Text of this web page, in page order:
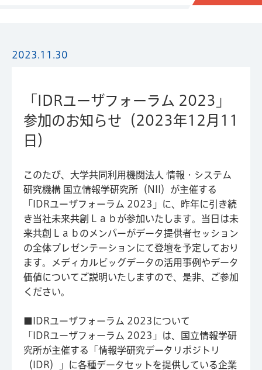
2023.11.30
「IDRユーザフォーラム 2023」
参加のお知らせ（2023年12月11
日）
このたび、大学共同利用機関法人 情報・システム
研究機構 国立情報学研究所（NII）が主催する
「IDRユーザフォーラム 2023」に、昨年に引き続
き当社未来共創Ｌａｂが参加いたします。当日は未
来共創Ｌａｂのメンバーがデータ提供者セッション
の全体プレゼンテーションにて登壇を予定しており
ます。メディカルビッグデータの活用事例やデータ
価値についてご説明いたしますので、是非、ご参加
ください。
■IDRユーザフォーラム 2023について
「IDRユーザフォーラム 2023」は、国立情報学研
究所が主催する「情報学研究データリポジトリ
（IDR）」に各種データセットを提供している企業